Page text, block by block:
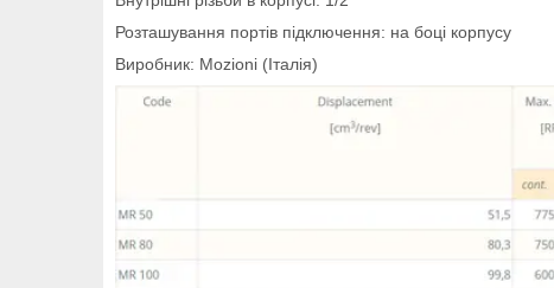
Розташування портів підключення: на боці корпусу
Виробник: Mozioni (Італія)